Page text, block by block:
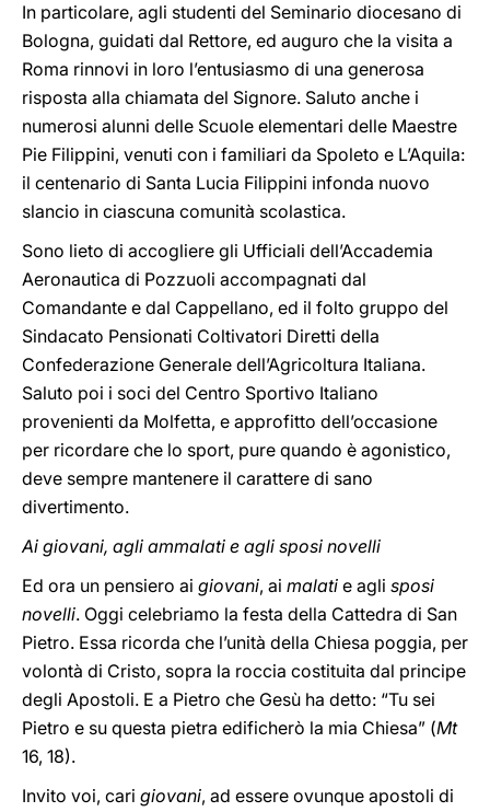
In particolare, agli studenti del Seminario diocesano di
Bologna, guidati dal Rettore, ed auguro che la visita a
Roma rinnovi in loro l’entusiasmo di una generosa
risposta alla chiamata del Signore. Saluto anche i
numerosi alunni delle Scuole elementari delle Maestre
Pie Filippini, venuti con i familiari da Spoleto e L’Aquila:
il centenario di Santa Lucia Filippini infonda nuovo
slancio in ciascuna comunità scolastica.
Sono lieto di accogliere gli Ufficiali dell’Accademia
Aeronautica di Pozzuoli accompagnati dal
Comandante e dal Cappellano, ed il folto gruppo del
Sindacato Pensionati Coltivatori Diretti della
Confederazione Generale dell’Agricoltura Italiana.
Saluto poi i soci del Centro Sportivo Italiano
provenienti da Molfetta, e approfitto dell’occasione
per ricordare che lo sport, pure quando è agonistico,
deve sempre mantenere il carattere di sano
divertimento.
Ai giovani, agli ammalati e agli sposi novelli
Ed ora un pensiero ai giovani, ai malati e agli sposi
novelli. Oggi celebriamo la festa della Cattedra di San
Pietro. Essa ricorda che l’unità della Chiesa poggia, per
volontà di Cristo, sopra la roccia costituita dal principe
degli Apostoli. E a Pietro che Gesù ha detto: “Tu sei
Pietro e su questa pietra edificherò la mia Chiesa” (Mt
16, 18).
Invito voi, cari giovani, ad essere ovunque apostoli di